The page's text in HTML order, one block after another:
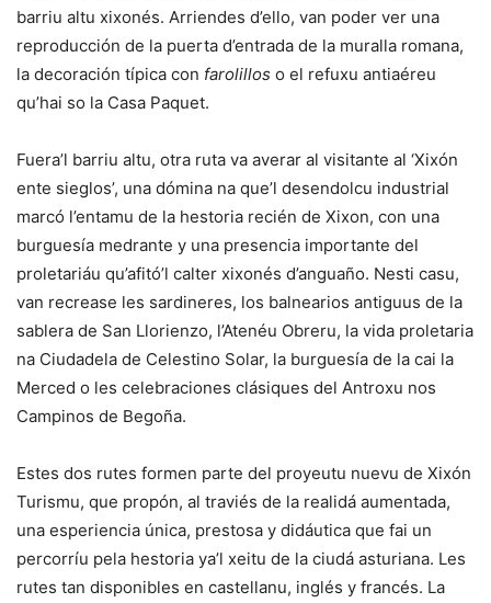
barriu altu xixonés. Arriendes d’ello, van poder ver una
reproducción de la puerta d’entrada de la muralla romana,
la decoración típica con farolillos o el refuxu antiaéreu
qu’hai so la Casa Paquet.
Fuera’l barriu altu, otra ruta va averar al visitante al ‘Xixón
ente sieglos’, una dómina na que’l desendolcu industrial
marcó l’entamu de la hestoria recién de Xixon, con una
burguesía medrante y una presencia importante del
proletariáu qu’afitó’l calter xixonés d’anguaño. Nesti casu,
van recrease les sardineres, los balnearios antiguus de la
sablera de San Llorienzo, l’Atenéu Obreru, la vida proletaria
na Ciudadela de Celestino Solar, la burguesía de la cai la
Merced o les celebraciones clásiques del Antroxu nos
Campinos de Begoña.
Estes dos rutes formen parte del proyeutu nuevu de Xixón
Turismu, que propón, al traviés de la realidá aumentada,
una esperiencia única, prestosa y didáutica que fai un
percorríu pela hestoria ya’l xeitu de la ciudá asturiana. Les
rutes tan disponibles en castellanu, inglés y francés. La